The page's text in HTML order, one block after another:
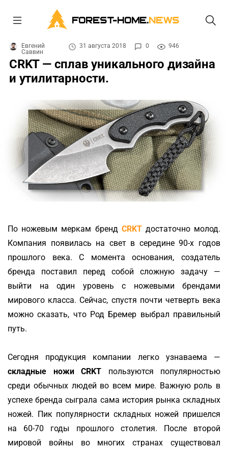
FOREST-HOME.NEWS
Евгений
Саввин
31 августа 2018 0 946
CRKT — сплав уникального дизайна
и утилитарности.
По ножевым меркам бренд CRKTдостаточно молод.
Компания появилась на свет в середине 90-х годов
прошлого века. С момента основания, создатель
бренда поставил перед собой сложную задачу —
выйти на один уровень с ножевыми брендами
мирового класса. Сейчас, спустя почти четверть века
можно сказать, что Род Бремер выбрал правильный
путь.
Сегодня продукция компании легко узнаваема —
складные ножи CRKT пользуются популярностью
среди обычных людей во всем мире. Важную роль в
успехе бренда сыграла сама история рынка складных
ножей. Пик популярности складных ножей пришелся
на 60-70 годы прошлого столетия. После второй
мировой войны во многих странах существовал